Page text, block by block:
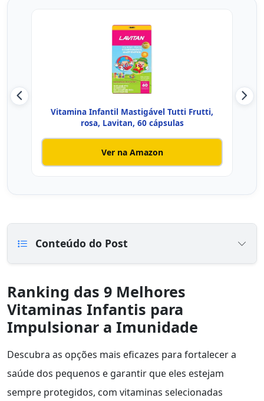
Vitamina Infantil Mastigável Tutti Frutti,
rosa, Lavitan, 60 cápsulas
Ver na Amazon
Conteúdo do Post
Ranking das 9 Melhores
Vitaminas Infantis para
Impulsionar a Imunidade
Descubra as opções mais eficazes para fortalecer a
saúde dos pequenos e garantir que eles estejam
sempre protegidos, com vitaminas selecionadas